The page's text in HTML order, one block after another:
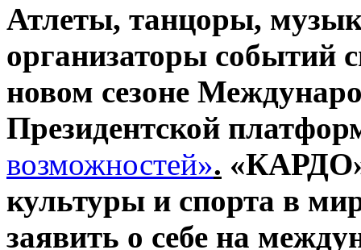
Атлеты, танцоры,
организаторы событий
новом сезоне
Президентской
возможностей».
культуры и спорта в
заявить о себе на